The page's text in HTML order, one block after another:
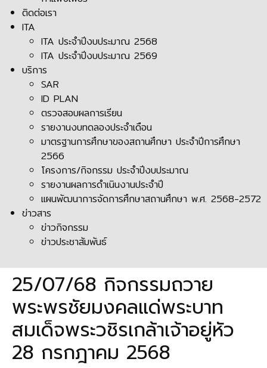
ติดต่อเรา
ITA
ITA ประจำปีงบประมาณ 2568
ITA ประจำปีงบประมาณ 2569
บริการ
SAR
ID PLAN
ตรวจสอบผลการเรียน
รายงานงบทดลองประจำเดือน
มาตรฐานการศึกษาของสถานศึกษา ประจำปีการศึกษา
2566
โครงการ/กิจกรรม ประจำปีงบประมาณ
รายงานผลการดำเนินงานประจำปี
แผนพัฒนาการจัดการศึกษาสถานศึกษา พ.ศ. 2568-2572
ข่าวสาร
ข่าวกิจกรรม
ข่าวประชาสัมพันธ์
25/07/68 กิจกรรมถวาย
พระพรชัยมงคลแด่พระบาท
สมเด็จพระวชิรเกล้าเจ้าอยู่หัว
28 กรกฎาคม 2568